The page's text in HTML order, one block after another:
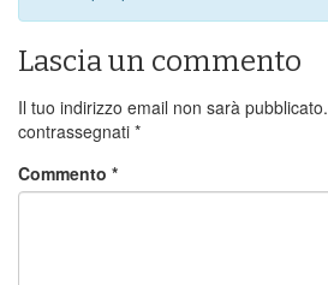
Lascia un commento
Il tuo indirizzo email non sarà pubblicato.
contrassegnati *
Commento *